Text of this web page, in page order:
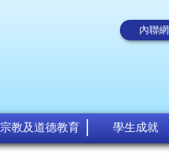
內聯網
宗教及道德教育 學生成就